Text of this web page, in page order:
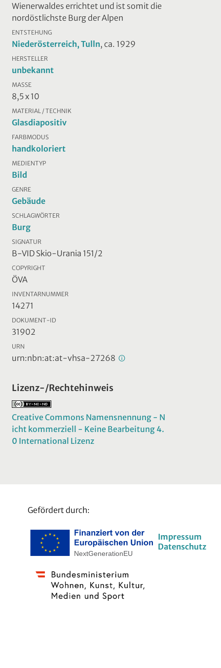
Wienerwaldes errichtet und ist somit die
nordöstlichste Burg der Alpen
ENTSTEHUNG
Niederösterreich, Tulln, ca. 1929
HERSTELLER
unbekannt
MASSE
8,5 x 10
MATERIAL / TECHNIK
Glasdiapositiv
FARBMODUS
handkoloriert
MEDIENTYP
Bild
GENRE
Gebäude
SCHLAGWÖRTER
Burg
SIGNATUR
B-VID Skio-Urania 151/2
COPYRIGHT
ÖVA
INVENTARNUMMER
14271
DOKUMENT-ID
31902
URN
urn:nbn:at:at-vhsa-27268
Lizenz-/Rechtehinweis
Creative Commons Namensnennung - N
icht kommerziell - Keine Bearbeitung 4.
0 International Lizenz
Gefördert durch:
Impressum
Datenschutz